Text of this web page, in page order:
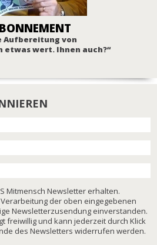
Aufbereitung von
wert. Ihnen auch?“
Mitmensch Newsletter erhalten.
der oben eingegebenen
Newsletterzusendung einverstanden.
freiwillig und kann jederzeit durch Klick
des Newsletters widerrufen werden.